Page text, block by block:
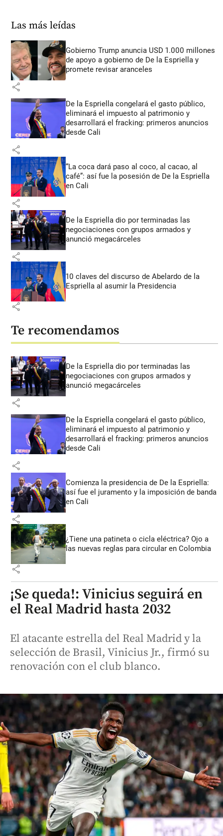
Las más leídas
Gobierno Trump anuncia USD 1.000 millones
de apoyo a gobierno de De la Espriella y
promete revisar aranceles
share
De la Espriella congelará el gasto público,
eliminará el impuesto al patrimonio y
desarrollará el fracking: primeros anuncios
desde Cali
share
“La coca dará paso al coco, al cacao, al
café”: así fue la posesión de De la Espriella
en Cali
share
De la Espriella dio por terminadas las
negociaciones con grupos armados y
anunció megacárceles
share
10 claves del discurso de Abelardo de la
Espriella al asumir la Presidencia
share
Te recomendamos
De la Espriella dio por terminadas las
negociaciones con grupos armados y
anunció megacárceles
share
De la Espriella congelará el gasto público,
eliminará el impuesto al patrimonio y
desarrollará el fracking: primeros anuncios
desde Cali
share
Comienza la presidencia de De la Espriella:
así fue el juramento y la imposición de banda
en Cali
share
¿Tiene una patineta o cicla eléctrica? Ojo a
las nuevas reglas para circular en Colombia
share
¡Se queda!: Vinicius seguirá en
el Real Madrid hasta 2032
El atacante estrella del Real Madrid y la
selección de Brasil, Vinicius Jr., firmó su
renovación con el club blanco.